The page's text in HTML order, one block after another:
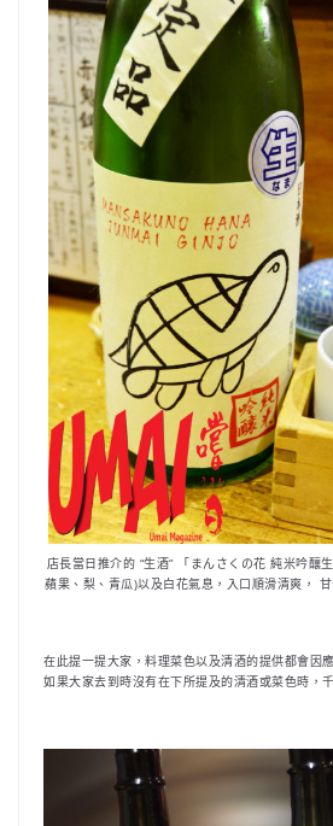
店長當日推介的 “生酒” 「まんさくの花 純米吟釀
蘋果、梨、青瓜)以及白花氣息，入口順滑清爽，
在此提一提大家，料理菜色以及清酒的提供都會因
如果大家去到時沒有在下所提及的清酒或菜色時，